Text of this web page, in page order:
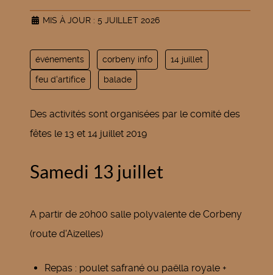
MIS À JOUR : 5 JUILLET 2026
événements corbeny info 14 juillet
feu d'artifice balade
Des activités sont organisées par le comité des
fêtes le 13 et 14 juillet 2019
Samedi 13 juillet
A partir de 20h00 salle polyvalente de Corbeny
(route d'Aizelles)
Repas : poulet safrané ou paëlla royale +